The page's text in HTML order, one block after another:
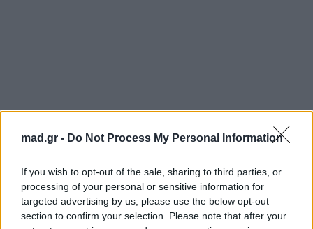
mad.gr - Do Not Process My Personal Information
If you wish to opt-out of the sale, sharing to third parties, or
processing of your personal or sensitive information for
targeted advertising by us, please use the below opt-out
section to confirm your selection. Please note that after your
13 Ιουλίου | Βριλήσσια – Θέατρο Νταμάρι “Αλίκη